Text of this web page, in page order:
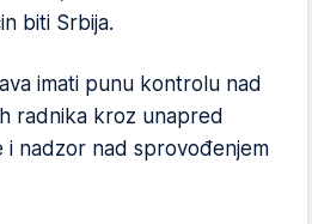
biti Srbija.
imati punu kontrolu nad
radnika kroz unapred
nadzor nad sprovođenjem